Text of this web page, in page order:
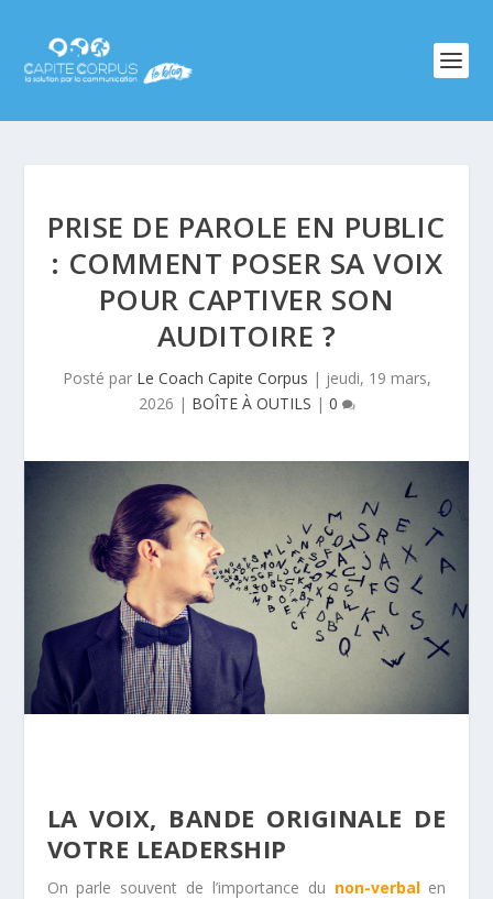
PRISE DE PAROLE EN PUBLIC
: COMMENT POSER SA VOIX
POUR CAPTIVER SON
AUDITOIRE ?
Posté par Le Coach Capite Corpus | jeudi, 19 mars,
2026 | BOÎTE À OUTILS | 0
LA VOIX, BANDE ORIGINALE DE
VOTRE LEADERSHIP
On parle souvent de l’importance du non-verbalen